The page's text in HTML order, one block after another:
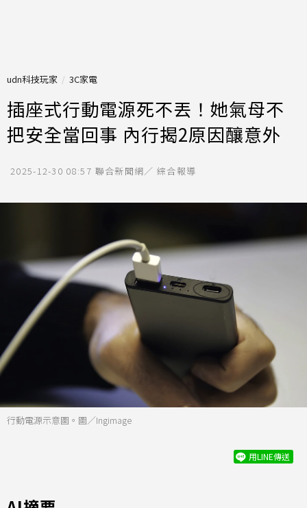
udn科技玩家 3C家電
插座式行動電源死不丟！她氣母不
把安全當回事 內行揭2原因釀意外
2025-12-30 08:57 聯合新聞網／ 綜合報導
行動電源示意圖。圖／Ingimage
用LINE傳送